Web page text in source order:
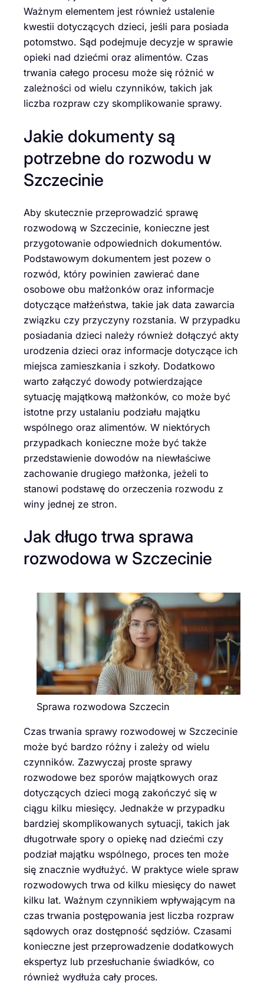
Ważnym elementem jest również ustalenie
kwestii dotyczących dzieci, jeśli para posiada
potomstwo. Sąd podejmuje decyzje w sprawie
opieki nad dziećmi oraz alimentów. Czas
trwania całego procesu może się różnić w
zależności od wielu czynników, takich jak
liczba rozpraw czy skomplikowanie sprawy.
Jakie dokumenty są
potrzebne do rozwodu w
Szczecinie
Aby skutecznie przeprowadzić sprawę
rozwodową w Szczecinie, konieczne jest
przygotowanie odpowiednich dokumentów.
Podstawowym dokumentem jest pozew o
rozwód, który powinien zawierać dane
osobowe obu małżonków oraz informacje
dotyczące małżeństwa, takie jak data zawarcia
związku czy przyczyny rozstania. W przypadku
posiadania dzieci należy również dołączyć akty
urodzenia dzieci oraz informacje dotyczące ich
miejsca zamieszkania i szkoły. Dodatkowo
warto załączyć dowody potwierdzające
sytuację majątkową małżonków, co może być
istotne przy ustalaniu podziału majątku
wspólnego oraz alimentów. W niektórych
przypadkach konieczne może być także
przedstawienie dowodów na niewłaściwe
zachowanie drugiego małżonka, jeżeli to
stanowi podstawę do orzeczenia rozwodu z
winy jednej ze stron.
Jak długo trwa sprawa
rozwodowa w Szczecinie
Sprawa rozwodowa Szczecin
Czas trwania sprawy rozwodowej w Szczecinie
może być bardzo różny i zależy od wielu
czynników. Zazwyczaj proste sprawy
rozwodowe bez sporów majątkowych oraz
dotyczących dzieci mogą zakończyć się w
ciągu kilku miesięcy. Jednakże w przypadku
bardziej skomplikowanych sytuacji, takich jak
długotrwałe spory o opiekę nad dziećmi czy
podział majątku wspólnego, proces ten może
się znacznie wydłużyć. W praktyce wiele spraw
rozwodowych trwa od kilku miesięcy do nawet
kilku lat. Ważnym czynnikiem wpływającym na
czas trwania postępowania jest liczba rozpraw
sądowych oraz dostępność sędziów. Czasami
konieczne jest przeprowadzenie dodatkowych
ekspertyz lub przesłuchanie świadków, co
również wydłuża cały proces.